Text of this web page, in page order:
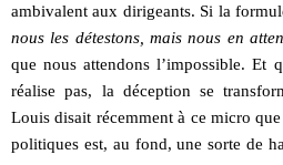
ambivalent aux dirigeants. Si la
nous les détestons, mais nous en
que nous attendons l’impossible. Et
réalise pas, la déception se
Louis disait récemment à ce micro
politiques est, au fond, une sorte de